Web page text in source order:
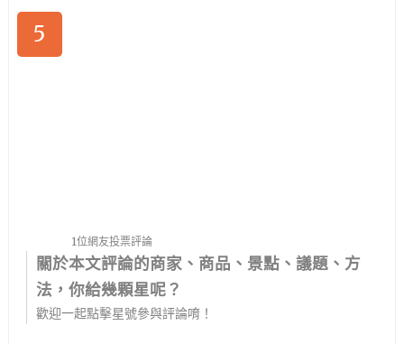
5
1位網友投票評論
關於本文評論的商家、商品、景點、議題、方
法，你給幾顆星呢？
歡迎一起點擊星號參與評論唷！